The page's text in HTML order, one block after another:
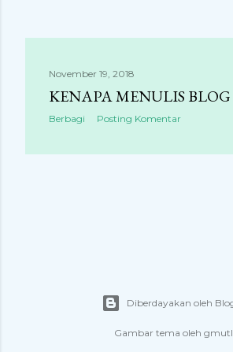
November 19, 2018
KENAPA MENULIS BLOG
Berbagi Posting Komentar
Diberdayakan oleh
Gambar tema oleh